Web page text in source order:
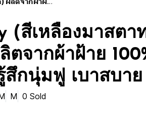
(สีเหลืองมาสตา
ตจากผ้าฝ้าย
สึกนุ่มฟู เบาสบาย
M 0 Sold